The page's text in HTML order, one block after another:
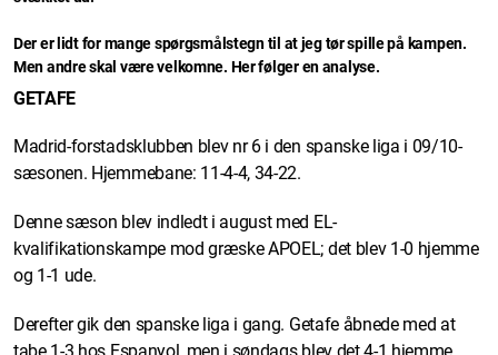
Der er lidt for mange spørgsmålstegn til at jeg tør spille på kampen.
Men andre skal være velkomne. Her følger en analyse.
GETAFE
Madrid-forstadsklubben blev nr 6 i den spanske liga i 09/10-
sæsonen. Hjemmebane: 11-4-4, 34-22.
Denne sæson blev indledt i august med EL-
kvalifikationskampe mod græske APOEL; det blev 1-0 hjemme
og 1-1 ude.
Derefter gik den spanske liga i gang. Getafe åbnede med at
tabe 1-3 hos Espanyol, men i søndags blev det 4-1 hjemme